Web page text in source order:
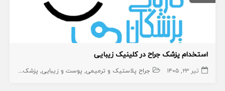
استخدام پزشک جراح در کلینیک زیبایی
تیر ۲۳, ۱۴۰۵ جراح پلاستیک و ترمیمی پوست و زیبایی پزشک متخصص